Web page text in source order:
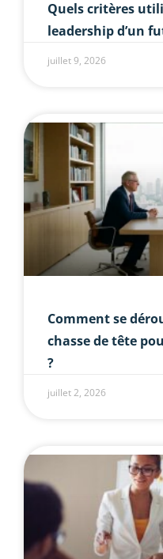
Quels critères
leadership d’un
juillet 9, 2026
Comment se
chasse de tête
?
juillet 2, 2026